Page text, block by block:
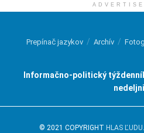
Prepínač jazykov Archív
Informačno-politický
© 2021 COPYRIGHT HLAS ĽUDU